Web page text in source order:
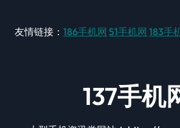
友情链接： 186手机网 51手机网 183手
137手机